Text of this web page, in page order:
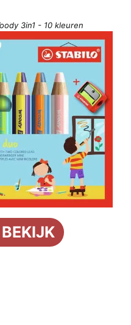
3in1 - 10 kleuren